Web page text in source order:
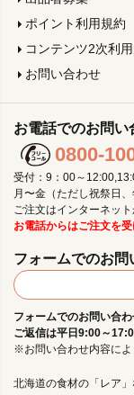
ポイント利用規約
コンテンツ2次利
お問い合わせ
北海道の食材の「レア
お電話でのお問い
0800-
受付：9：00～
月〜金（ただし祝祭日
ご注文はインターネッ
お電話からはご注文を受
フォームでのお問
フォームでのお問い合
ご返信は平日9:00～
※お問い合わせ内容に